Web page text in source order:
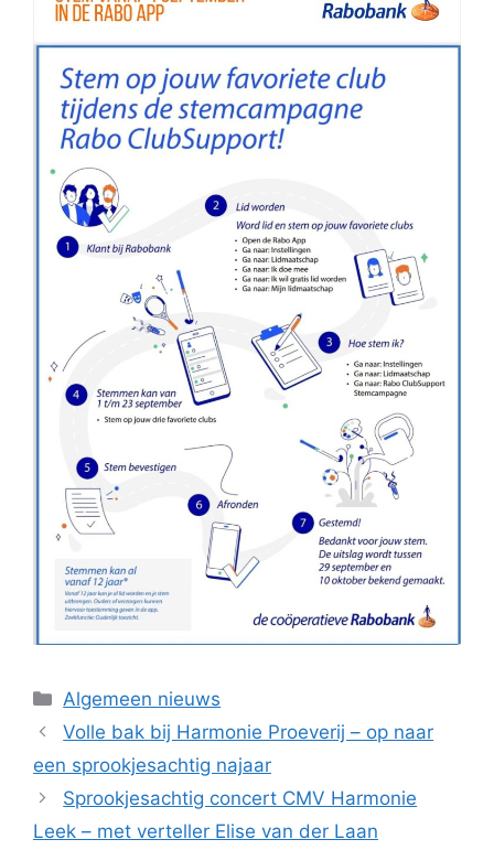
Categorieën
Algemeen nieuws
Volle bak bij Harmonie Proeverij – op naar
een sprookjesachtig najaar
Sprookjesachtig concert CMV Harmonie
Leek – met verteller Elise van der Laan